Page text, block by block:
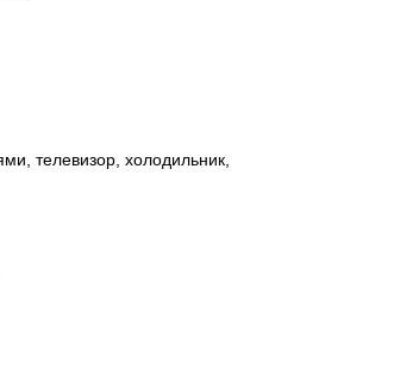
телевизор, холодильник,